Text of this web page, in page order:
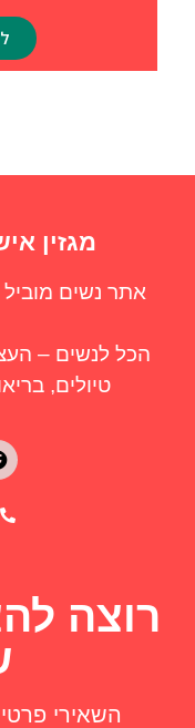
מגזין
אתר נשים מוביל
הכל לנשים –
טיולים,
רוצה
השאירי